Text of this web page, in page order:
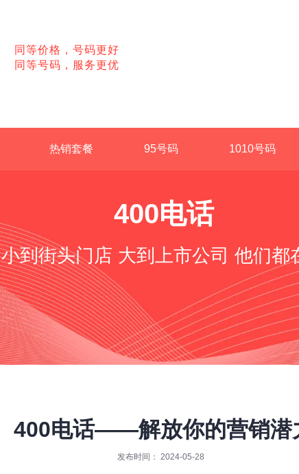
同等价格，号码更好
同等号码，服务更优
热销套餐 95号码 1010号码
400电话
小到街头门店 大到上市公司 他们都
400电话——解放你的营销潜
发布时间： 2024-05-28